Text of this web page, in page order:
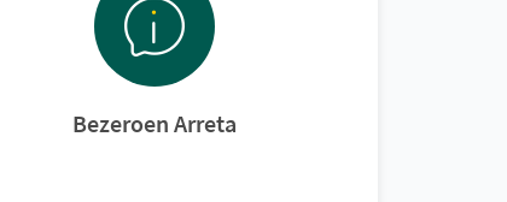
Bezeroen Arreta